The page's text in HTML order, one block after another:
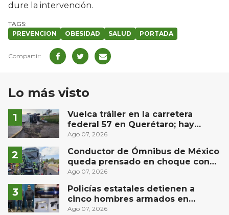
dure la intervención.
PREVENCION OBESIDAD SALUD PORTADA
Lo más visto
Vuelca tráiler en la carretera
federal 57 en Querétaro; hay
derrame de combustible
controlado, sin lesionados
Ago 07, 2026
Conductor de Ómnibus de México
queda prensado en choque con
materialista en San Juan del Río
Ago 07, 2026
Policías estatales detienen a
cinco hombres armados en
Puebla capital
Ago 07, 2026